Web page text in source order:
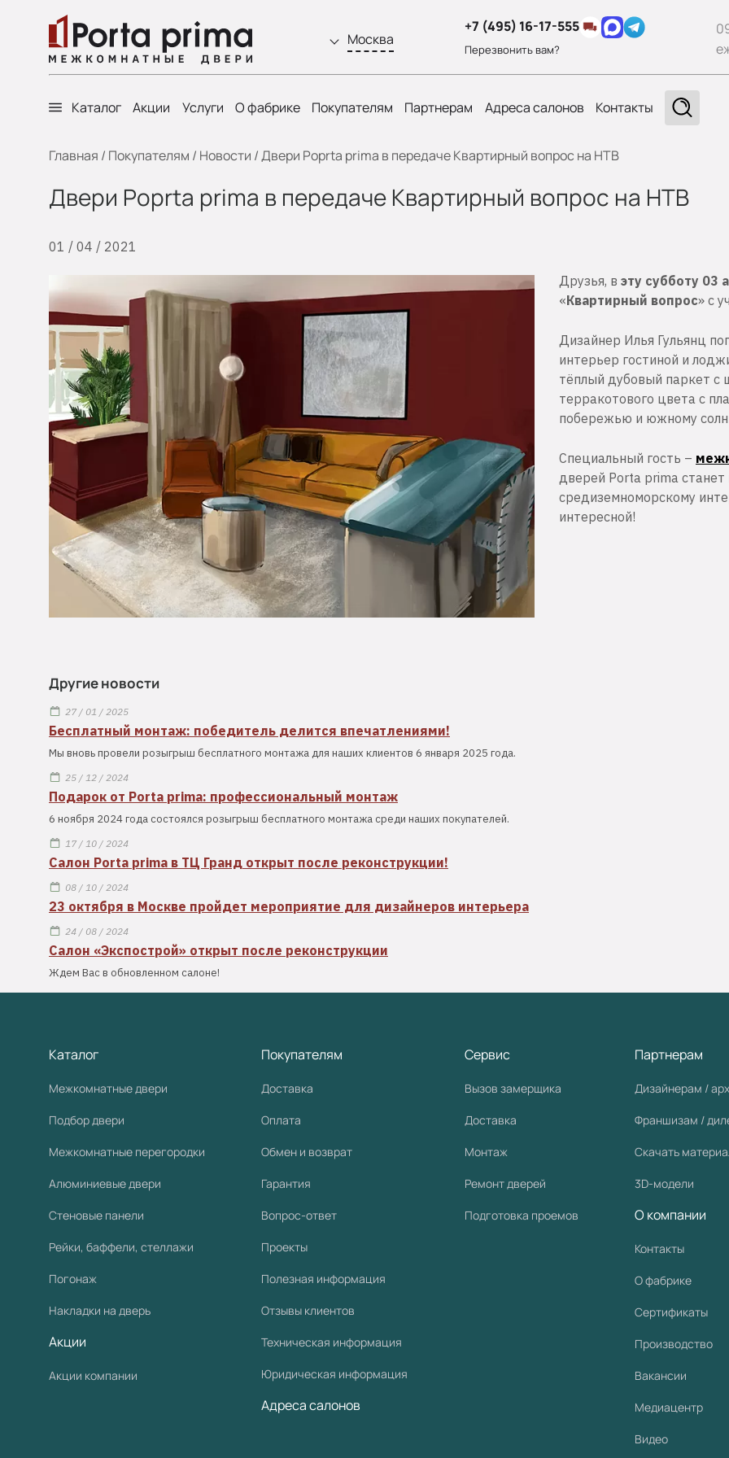
Москва
+7 (495) 16-17-555
Перезвонить вам?
Каталог Акции Услуги О фабрике Покупателям Партнерам Адреса салонов Контакты
Главная / Покупателям / Новости /Двери Poprta prima в передаче Квартирный вопрос на НТВ
Двери Poprta prima в передаче Квартирный вопрос на НТВ
01 / 04 / 2021
Друзья, в эту субботу 03
«Квартирный вопрос» с
Дизайнер Илья Гульянц
интерьер гостиной и
тёплый дубовый паркет с
терракотового цвета с
побережью и южному
Специальный гость –
дверей Porta prima
средиземноморскому
интересной!
Другие новости
27 / 01 / 2025
Бесплатный монтаж: победитель делится впечатлениями!
Мы вновь провели розыгрыш бесплатного монтажа для наших клиентов 6 января 2025 года.
25 / 12 / 2024
Подарок от Porta prima: профессиональный монтаж
6 ноября 2024 года состоялся розыгрыш бесплатного монтажа среди наших покупателей.
17 / 10 / 2024
Салон Porta prima в ТЦ Гранд открыт после реконструкции!
08 / 10 / 2024
23 октября в Москве пройдет мероприятие для дизайнеров интерьера
24 / 08 / 2024
Салон «Экспострой» открыт после реконструкции
Ждем Вас в обновленном салоне!
Каталог
Межкомнатные двери
Подбор двери
Межкомнатные перегородки
Алюминиевые двери
Стеновые панели
Рейки, баффели, стеллажи
Погонаж
Накладки на дверь
Акции
Акции компании
Покупателям
Доставка
Оплата
Обмен и возврат
Гарантия
Вопрос-ответ
Проекты
Полезная информация
Отзывы клиентов
Техническая информация
Юридическая информация
Адреса салонов
Сервис
Вызов замерщика
Доставка
Монтаж
Ремонт дверей
Подготовка проемов
Партнерам
Дизайнерам /
Франшизам /
Скачать
3D-модели
О компании
Контакты
О фабрике
Сертификаты
Производство
Вакансии
Медиацентр
Видео